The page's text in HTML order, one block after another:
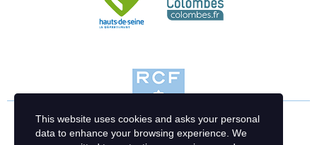
This website uses cookies and asks your personal
data to enhance your browsing experience. We